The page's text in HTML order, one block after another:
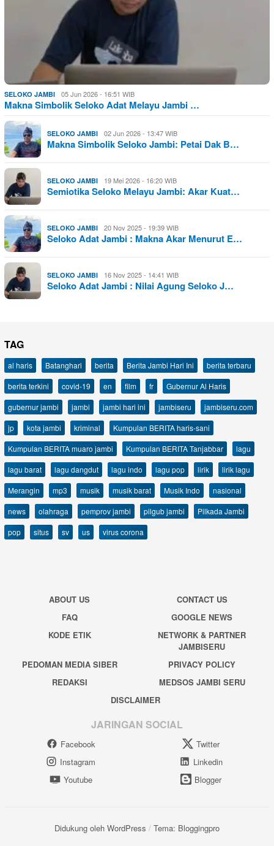
SELOKO JAMBI 05 Jun 2026 - 16:51 WIB
Makna Simbolik Seloko Adat Melayu Jambi …
SELOKO JAMBI 02 Jun 2026 - 13:47 WIB
Makna Simbolik Seloko Jambi: Petai Dak B…
SELOKO JAMBI 19 Mei 2026 - 16:20 WIB
Semiotika Seloko Melayu Jambi: Akar Kuat…
SELOKO JAMBI 20 Nov 2025 - 19:39 WIB
Seloko Adat Jambi : Makna Akar Menurut E…
SELOKO JAMBI 16 Nov 2025 - 14:41 WIB
Seloko Adat Jambi : Nilai Agung Seloko J…
TAG
al haris Batanghari berita Berita Jambi Hari Ini
berita terbaru
berita terkini
covid-19 en film fr
Gubernur Al Haris
gubernur jambi
jambi jambi hari ini jambiseru
jambiseru.com
jp
kota jambi kriminal
Kumpulan BERITA haris-sani
Kumpulan BERITA muaro jambi
Kumpulan BERITA Tanjabbar
lagu
lagu barat
lagu dangdut lagu indo lagu pop lirik
lirik lagu
Merangin
mp3 musik musik barat Musik Indo
nasional
news
olahraga pemprov jambi pilgub jambi
Pilkada Jambi
pop
situs sv us virus corona
ABOUT US
CONTACT US
FAQ
GOOGLE NEWS
KODE ETIK
NETWORK & PARTNER
JAMBISERU
PEDOMAN MEDIA SIBER
PRIVACY POLICY
REDAKSI
MEDSOS JAMBI SERU
DISCLAIMER
JARINGAN SOCIAL
Facebook
Twitter
Instagram
Linkedin
Youtube
Blogger
Didukung oleh WordPress / Tema: Bloggingpro